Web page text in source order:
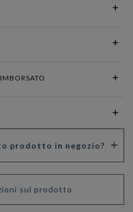
prodotto in negozio?
sul prodotto